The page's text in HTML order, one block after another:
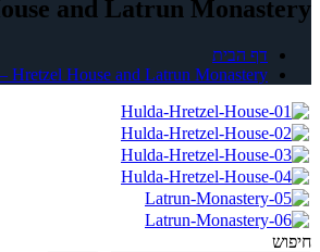
and Latrun Monastery
דף הבית
Hretzel House and Latrun Monastery
חיפוש